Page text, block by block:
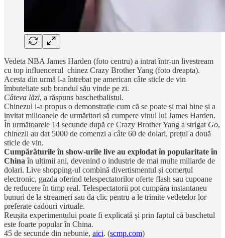
Vedeta NBA James Harden (foto centru) a intrat într-un livestream
cu top influencerul chinez Crazy Brother Yang (foto dreapta).
Acesta din urmă l-a întrebat pe american câte sticle de vin
îmbuteliate sub brandul său vinde pe zi.
Câteva lăzi, a răspuns baschetbalistul.
Chinezul i-a propus o demonstrație cum că se poate și mai bine și a
invitat milioanele de urmăritori să cumpere vinul lui James Harden.
În următoarele 14 secunde după ce Crazy Brother Yang a strigat Go,
chinezii au dat 5000 de comenzi a câte 60 de dolari, prețul a două
sticle de vin.
Cumpărăturile în show-urile live au explodat în popularitate în
China în ultimii ani, devenind o industrie de mai multe miliarde de
dolari. Live shopping-ul combină divertismentul și comerțul
electronic, gazda oferind telespectatorilor oferte flash sau cupoane
de reducere în timp real. Telespectatorii pot cumpăra instantaneu
bunuri de la streameri sau da clic pentru a le trimite vedetelor lor
preferate cadouri virtuale.
Reușita experimentului poate fi explicată și prin faptul că baschetul
este foarte popular în China.
45 de secunde din nebunie, aici. (scmp.com)